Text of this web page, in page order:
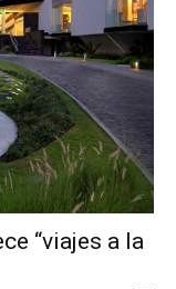
“viajes a la